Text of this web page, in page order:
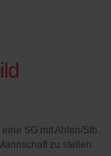
SG mit Ahlen/Stb.
zu stellen.